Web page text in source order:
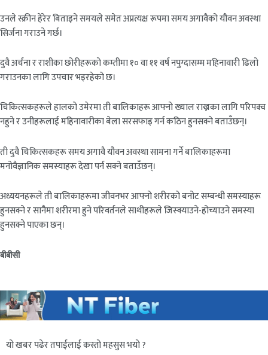
उनले स्क्रीन हेरेर बिताइने समयले समेत अप्रत्यक्ष रूपमा समय अगावैको यौवन अवस्था
सिर्जना गराउने गर्छ।
दुवै अर्चना र राशीका छोरीहरूको कम्तीमा १० वा ११ वर्ष नपुग्दासम्म महिनावारी ढिलो
गराउनका लागि उपचार भइरहेको छ।
चिकित्सकहरूले हालको उमेरमा ती बालिकाहरू आफ्नो ख्याल राख्नका लागि परिपक्व
नहुने र उनीहरूलाई महिनावारीका बेला सरसफाइ गर्न कठिन हुनसक्ने बताउँछन्।
ती दुवै चिकित्सकहरू समय अगावै यौवन अवस्था सामना गर्ने बालिकाहरूमा
मनोवैज्ञानिक समस्याहरू देखा पर्न सक्ने बताउँछन्।
अध्ययनहरूले ती बालिकाहरूमा जीवनभर आफ्नो शरीरको बनोट सम्बन्धी समस्याहरू
हुनसक्ने र सानैमा शरीरमा हुने परिवर्तनले साथीहरूले जिस्क्याउने-होच्याउने समस्या
हुनसक्ने पाएका छन्।
बीबीसी
यो खबर पढेर तपाईलाई कस्तो महसुस भयो ?